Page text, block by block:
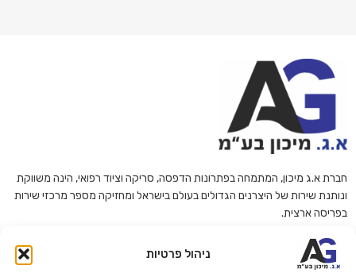
ניהול פרטיות
חברת א.ג מיכון, המתמחה בפתרונות הדפסה, סריקה וציוד רפואי, הינה משווקת
ונותנת שירות של היצרנים הגדולים בעולם בישראל ומחזיקה מספר מרכזי שירות
בפריסה ארצית.
החברה פועלות עפ"י תווי תקן ואיכות ISO 9001 ודוגלת במתן השירות האמין
והמקצועי ביותר ללקוחותיה.